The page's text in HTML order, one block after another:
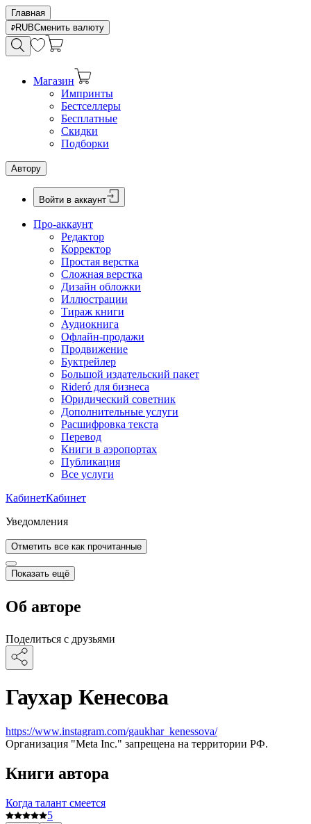
Главная
RUBСменить валюту
Магазин
Импринты
Бестселлеры
Бесплатные
Скидки
Подборки
Автору
Войти в аккаунт
Про-аккаунт
Редактор
Корректор
Простая верстка
Сложная верстка
Дизайн обложки
Иллюстрации
Тираж книги
Аудиокнига
Офлайн-продажи
Продвижение
Буктрейлер
Большой издательский пакет
Rideró для бизнеса
Юридический советник
Дополнительные услуги
Расшифровка текста
Перевод
Книги в аэропортах
Публикация
Все услуги
КабинетКабинет
Уведомления
Отметить все как прочитанные
Показать ещё
Об авторе
Поделиться с друзьями
Гаухар Кенесова
https://www.instagram.com/gaukhar_kenessova/
Организация "Meta Inc." запрещена на территории РФ.
Книги автора
Когда талант смеется
5